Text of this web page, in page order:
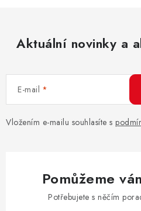
Aktuální novinky a
E-mail
Vložením e-mailu souhlasíte s
Pomůžeme
Potřebujete s něčím